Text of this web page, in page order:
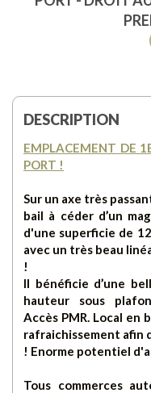
DESCRIPTION
EMPLACEMENT DE
PORT !
Sur un axe très
bail à céder d’un
d'une superficie de
avec un très beau
!
Il bénéficie d’une
hauteur sous
Accès PMR. Local en
rafraichissement afin
! Enorme potentiel
Tous commerces